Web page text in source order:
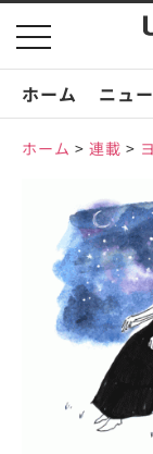
toggle
navigation
ホーム
ニュ
ホーム > 連載 >